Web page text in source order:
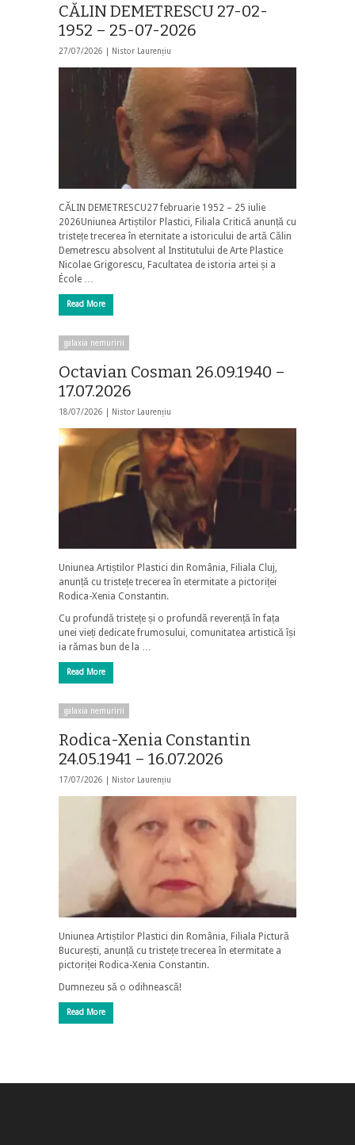
CĂLIN DEMETRESCU 27-02-
1952 – 25-07-2026
27/07/2026 | Nistor Laurențiu
CĂLIN DEMETRESCU27 februarie 1952 – 25 iulie
2026Uniunea Artiștilor Plastici, Filiala Critică anunță cu
tristețe trecerea în eternitate a istoricului de artă Călin
Demetrescu absolvent al Institutului de Arte Plastice
Nicolae Grigorescu, Facultatea de istoria artei și a
École …
Read More
galaxia nemuririi
Octavian Cosman 26.09.1940 –
17.07.2026
18/07/2026 | Nistor Laurențiu
Uniunea Artiștilor Plastici din România, Filiala Cluj,
anunță cu tristețe trecerea în etermitate a pictoriței
Rodica-Xenia Constantin.
Cu profundă tristețe și o profundă reverență în fața
unei vieți dedicate frumosului, comunitatea artistică își
ia rămas bun de la …
Read More
galaxia nemuririi
Rodica-Xenia Constantin
24.05.1941 – 16.07.2026
17/07/2026 | Nistor Laurențiu
Uniunea Artiștilor Plastici din România, Filiala Pictură
București, anunță cu tristețe trecerea în etermitate a
pictoriței Rodica-Xenia Constantin.
Dumnezeu să o odihnească!
Read More